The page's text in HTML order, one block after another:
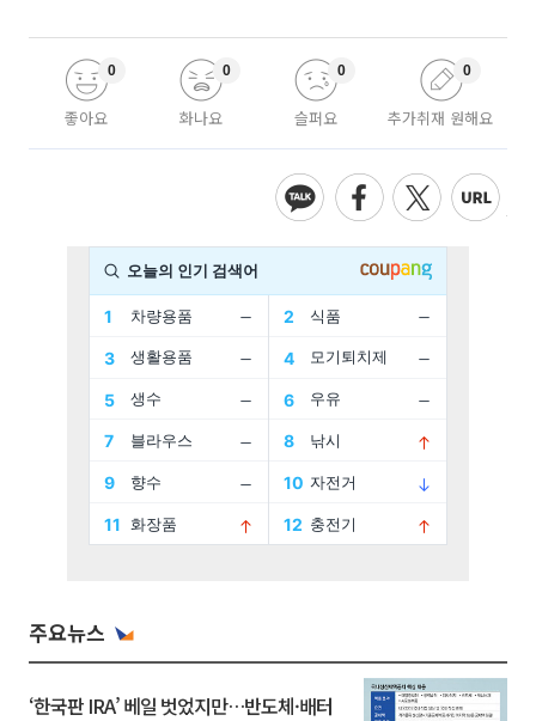
좋아요
0
화나요
0
슬퍼요
0
추가취재 원해요
0
주요뉴스
‘한국판 IRA’ 베일 벗었지만…반도체·배터